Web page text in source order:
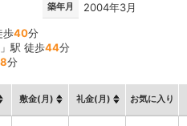
築年月 2004年3月
歩40分
」駅 徒歩44分
分
敷金(月) 礼金(月) お気に入り